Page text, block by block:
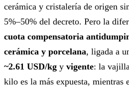
cerámica y cristalería de origen
5%–50% del decreto. Pero la
cuota compensatoria
cerámica y porcelana, ligada a
~2.61 USD/kg y vigente: la
kilo es la más expuesta, mientras